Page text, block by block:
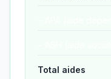
Total aides